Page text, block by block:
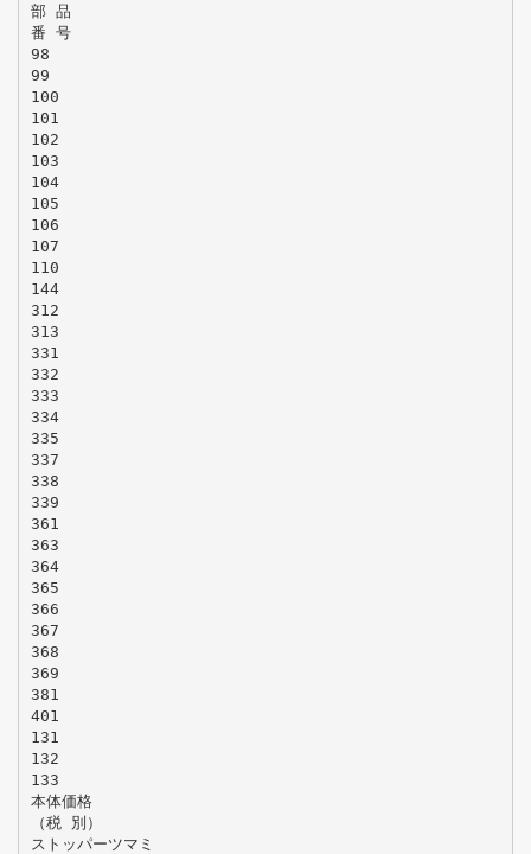
部 品
番 号
98
99
100
101
102
103
104
105
106
107
110
144
312
313
331
332
333
334
335
337
338
339
361
363
364
365
366
367
368
369
381
401
131
132
133
本体価格
（税 別）
ストッパーツマミ